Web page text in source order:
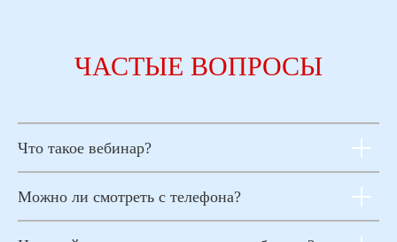
ЧАСТЫЕ ВОПРОСЫ
Что такое вебинар?
Можно ли смотреть с телефона?